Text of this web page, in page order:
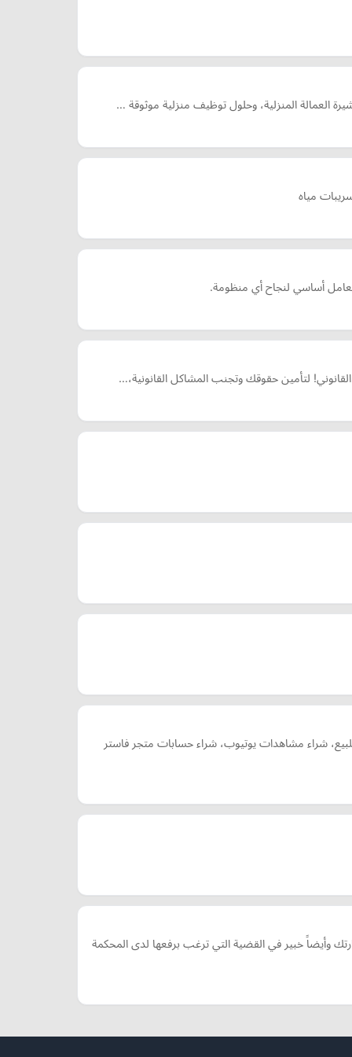
العمالة المنزلية، وحلول توظيف منزلية موثوقة …
مياه
كعامل أساسي لنجاح أي منظومة.
لتأمين حقوقك وتجنب المشاكل القانونية،…
شراء مشاهدات يوتيوب، شراء حسابات متجر فاستر
خبير في القضية التي ترغب برفعها لدى المحكمة